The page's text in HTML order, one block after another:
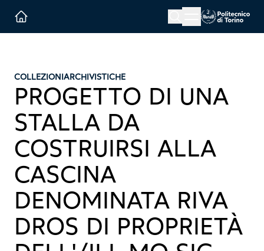
Menu button
COLLEZIONIARCHIVISTICHE
PROGETTO DI UNA
STALLA DA
COSTRUIRSI ALLA
CASCINA
DENOMINATA RIVA
DROS DI PROPRIETÀ